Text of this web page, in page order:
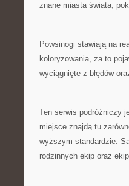
znane miasta świata,
Powsinogi stawiają na
koloryzowania, za to
wyciągnięte z błędów
Ten serwis podróżniczy
miejsce znajdą tu
wyższym standardzie.
rodzinnych ekip oraz